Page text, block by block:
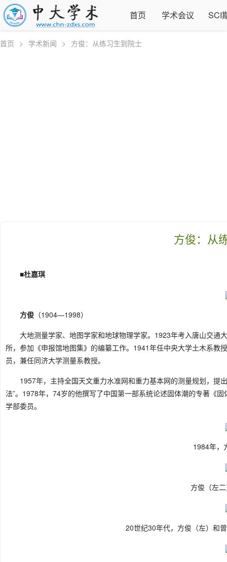
首页 学术会议 SCI
首页 > 学术新闻 > 方俊：从练习生到院士
方俊：从
■杜嘉琪
方俊 （1904—1998）
大地测量学家、地图学家和地球物理学家。1923年考入唐山交
所，参加《申报馆地图集》的编纂工作。1941年任中央大学土木系
员，兼任同济大学测量系教授。
1957年，主持全国天文重力水准网和重力基本网的测量规划，提
法”。1978年，74岁的他撰写了中国第一部系统论述固体潮的专著《
学部委员。
1984年，
方俊（左
20世纪30年代，方俊（左）和